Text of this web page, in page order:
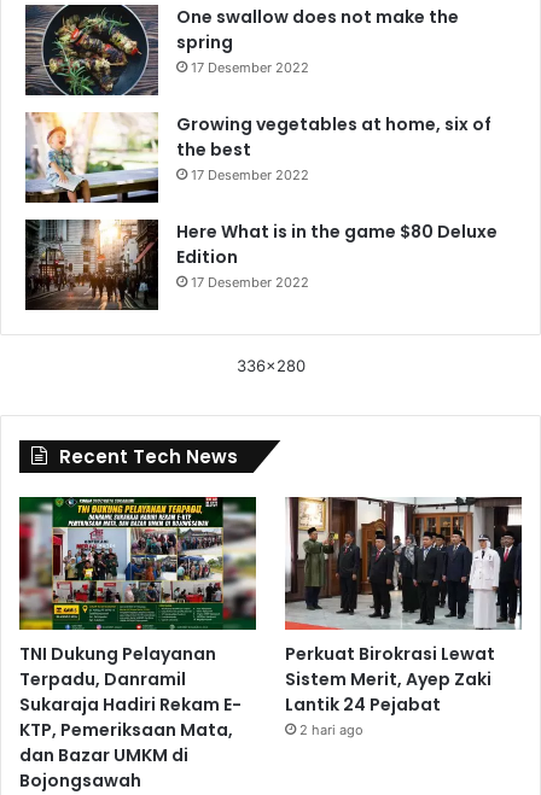
One swallow does not make the
spring
17 Desember 2022
Growing vegetables at home, six of
the best
17 Desember 2022
Here What is in the game $80 Deluxe
Edition
17 Desember 2022
336x280
Recent Tech News
TNI Dukung Pelayanan
Terpadu, Danramil
Sukaraja Hadiri Rekam E-
KTP, Pemeriksaan Mata,
dan Bazar UMKM di
Bojongsawah
Perkuat Birokrasi Lewat
Sistem Merit, Ayep Zaki
Lantik 24 Pejabat
2 hari ago